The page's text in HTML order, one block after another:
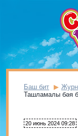
Баш бит
Ташламалы бәя
20 июнь 2024 09:28